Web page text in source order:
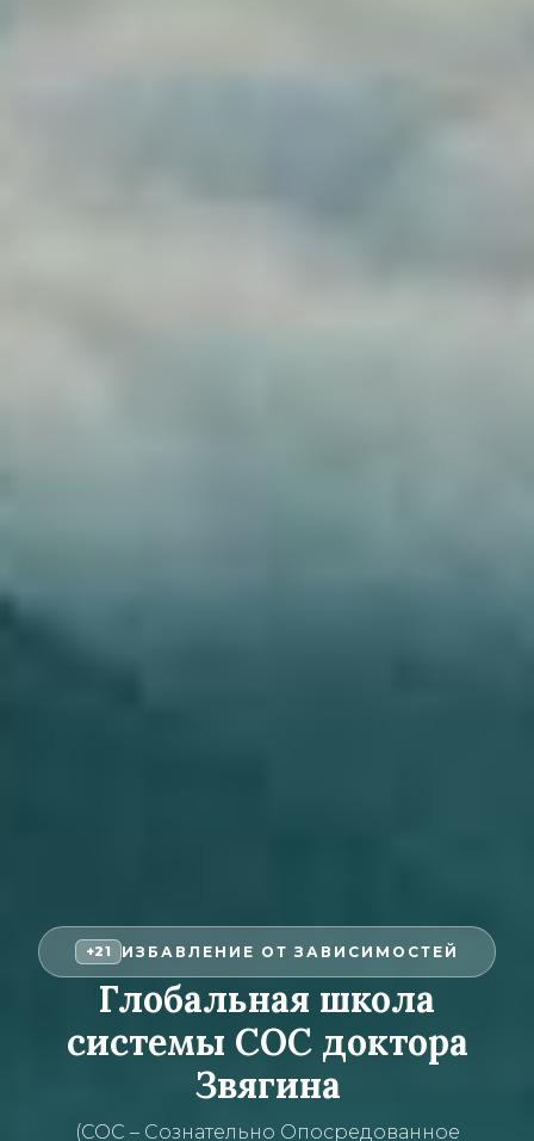
+21 ИЗБАВЛЕНИЕ ОТ ЗАВИСИМОСТЕЙ
Глобальная школа
системы СОС доктора
Звягина
(СОС – Сознательно Опосредованное